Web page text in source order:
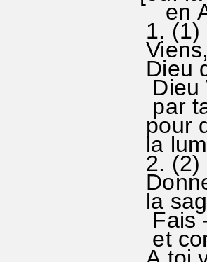
en
1. (1)
par
pour
la
2. (2)
la
Fais
et